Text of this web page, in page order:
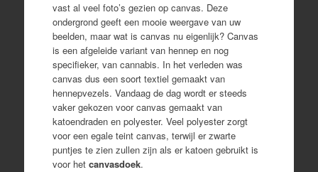
vast al veel foto’s gezien op canvas. Deze
ondergrond geeft een mooie weergave van uw
beelden, maar wat is canvas nu eigenlijk? Canvas
is een afgeleide variant van hennep en nog
specifieker, van cannabis. In het verleden was
canvas dus een soort textiel gemaakt van
hennepvezels. Vandaag de dag wordt er steeds
vaker gekozen voor canvas gemaakt van
katoendraden en polyester. Veel polyester zorgt
voor een egale teint canvas, terwijl er zwarte
puntjes te zien zullen zijn als er katoen gebruikt is
voor het canvasdoek.